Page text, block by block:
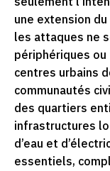
une extension
les attaques ne
périphériques
centres urbains
communautés
des quartiers
infrastructures
d’eau et
essentiels,